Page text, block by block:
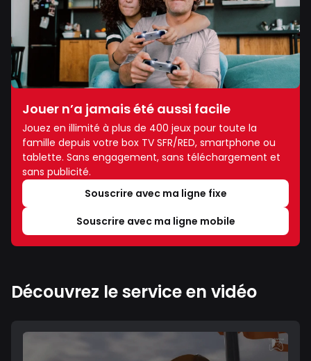
Jouer n’a jamais été aussi facile
Jouez en illimité à plus de 400 jeux pour toute la
famille depuis votre box TV SFR/RED, smartphone ou
tablette. Sans engagement, sans téléchargement et
sans publicité.
Souscrire avec ma ligne fixe
Souscrire avec ma ligne mobile
Découvrez le service en vidéo